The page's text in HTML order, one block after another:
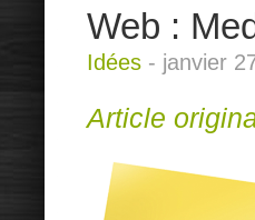
Web :
Idées - janvier
Article